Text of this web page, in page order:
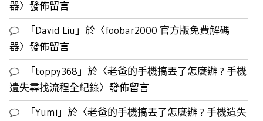
器〉發佈留言
「David Liu 」於〈foobar2000 官方版免費解碼
器〉發佈留言
「toppy368 」於〈老爸的手機搞丟了怎麼辦 ? 手機
遺失尋找流程全紀錄〉發佈留言
「Yumi 」於〈老爸的手機搞丟了怎麼辦 ? 手機遺失